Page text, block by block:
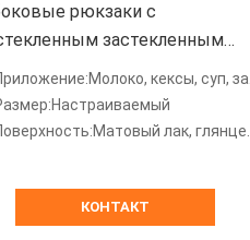
рюкзаки с
застекленным
для упаковки
питания для орехов и
стерилизации
кексы, суп, закуски, орехи, сухофрукты и т.д.
лак, глянцевый, УФ
КОНТАКТ